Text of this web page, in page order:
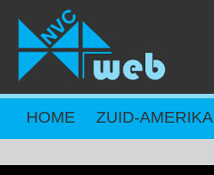
Overslaan en naar de inhoud gaan
HOME ZUID-AMERIKA